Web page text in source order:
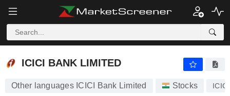
ICICI BANK LIMITED
ICICI BANK LIMITED
Other languages ICICI Bank Limited Stocks